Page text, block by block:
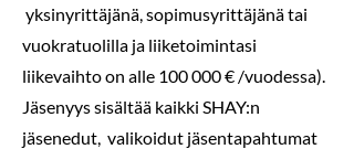
yksinyrittäjänä, sopimusyrittäjänä tai
vuokratuolilla ja liiketoimintasi
liikevaihto on alle 100 000 € /vuodessa).
Jäsenyys sisältää kaikki SHAY:n
jäsenedut, valikoidut jäsentapahtumat